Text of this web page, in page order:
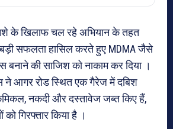
के खिलाफ चल रहे अभियान के तहत
सफलता हासिल करते हुए MDMA जैसे
बनाने की साजिश को नाकाम कर दिया ।
ने आगर रोड स्थित एक गैरेज में दबिश
नकदी और दस्तावेज जब्त किए हैं,
को गिरफ्तार किया है ।